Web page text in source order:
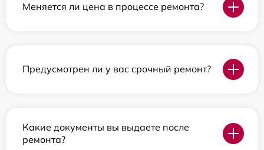
Меняется ли цена в процессе ремонта?
Предусмотрен ли у вас срочный ремонт?
Какие документы вы выдаете после
ремонта?